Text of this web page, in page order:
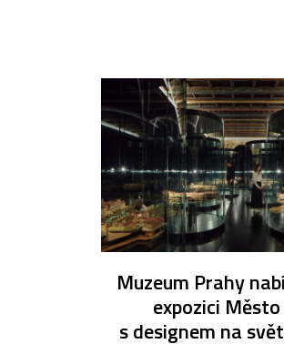
Muzeum Prahy
expozici
s designem na